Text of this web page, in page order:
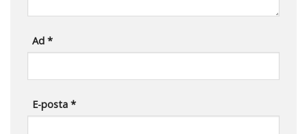
Ad*
E-posta*